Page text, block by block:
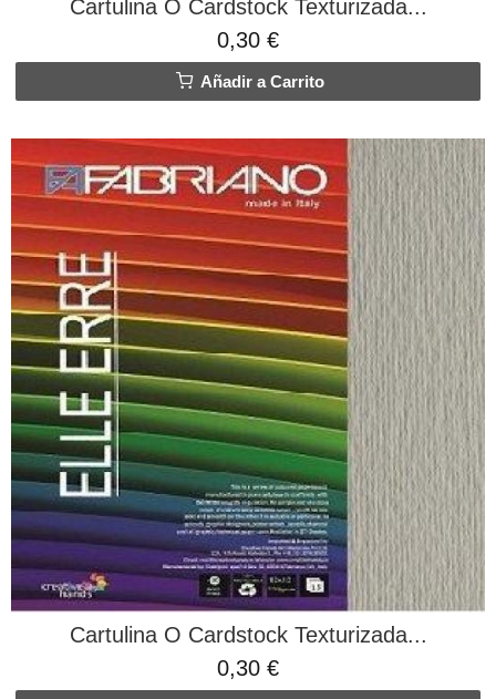
Cartulina O Cardstock Texturizada...
0,30 €
Añadir a Carrito
Cartulina O Cardstock Texturizada...
0,30 €